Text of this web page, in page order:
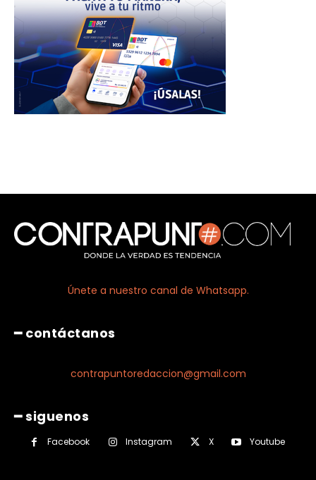
Únete a nuestro canal de Whatsapp.
━ contáctanos
contrapuntoredaccion@gmail.com
━ siguenos
Facebook Instagram X Youtube